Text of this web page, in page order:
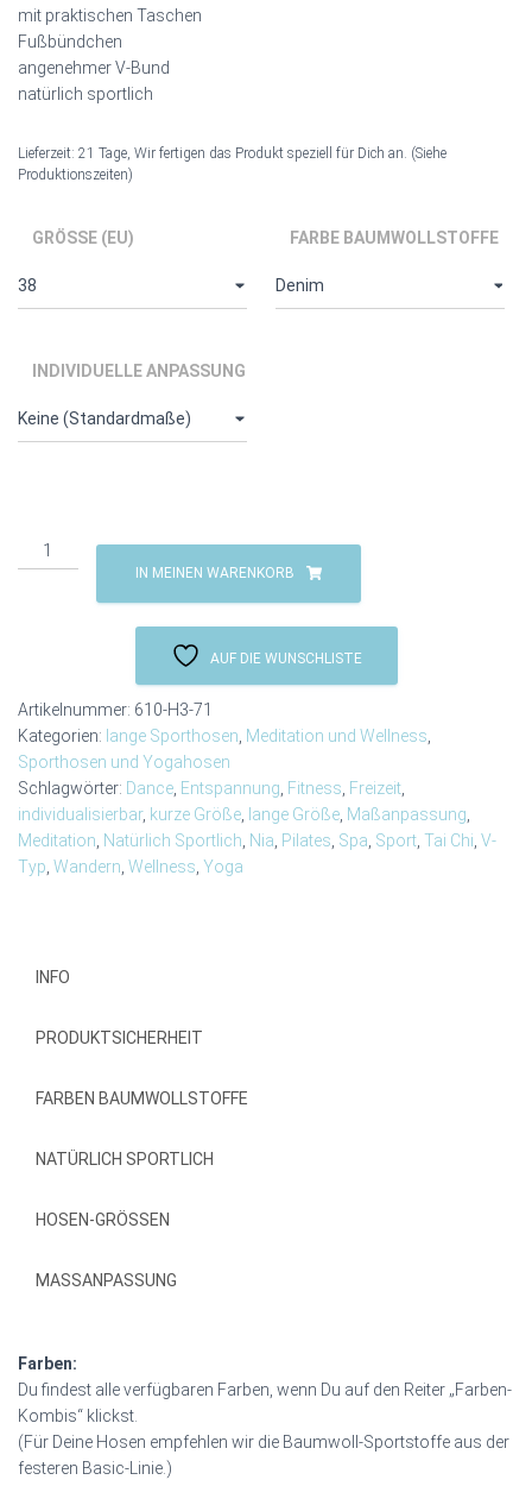
mit praktischen Taschen
Fußbündchen
angenehmer V-Bund
natürlich sportlich
Lieferzeit: 21 Tage, Wir fertigen das Produkt speziell für Dich an. (Siehe
Produktionszeiten)
GRÖSSE (EU) FARBE BAUMWOLLSTOFFE
INDIVIDUELLE ANPASSUNG
Sporthose/
Yogahose
Menge
IN MEINEN WARENKORB
AUF DIE WUNSCHLISTE
Artikelnummer: 610-H3-71
Kategorien: lange Sporthosen Meditation und Wellness
Sporthosen und Yogahosen
Schlagwörter: Dance Entspannung Fitness Freizeit
individualisierbar, kurze Größe lange Größe Maßanpassung
Meditation Natürlich Sportlich Nia Pilates Spa Sport Tai Chi V-
Typ Wandern Wellness Yoga
INFO
PRODUKTSICHERHEIT
FARBEN BAUMWOLLSTOFFE
NATÜRLICH SPORTLICH
HOSEN-GRÖSSEN
MASSANPASSUNG
Farben:
Du findest alle verfügbaren Farben, wenn Du auf den Reiter „Farben-
Kombis“ klickst.
(Für Deine Hosen empfehlen wir die Baumwoll-Sportstoffe aus der
festeren Basic-Linie.)